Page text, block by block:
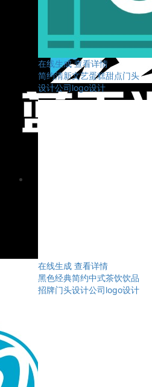
在线生成 查看详情
简约清新文艺蛋糕甜点门头
设计公司logo设计
在线生成 查看详情
黑色经典简约中式茶饮饮品
招牌门头设计公司logo设计